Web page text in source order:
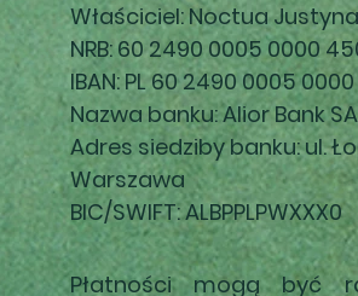
Właściciel: Noctua
NRB: 60 2490 0005 0000
IBAN: PL 60 2490 0005
Nazwa banku: Alior Bank SA
Adres siedziby banku: ul.
Warszawa
BIC/SWIFT: ALBPPLPWXXX0
Płatności mogąbyć